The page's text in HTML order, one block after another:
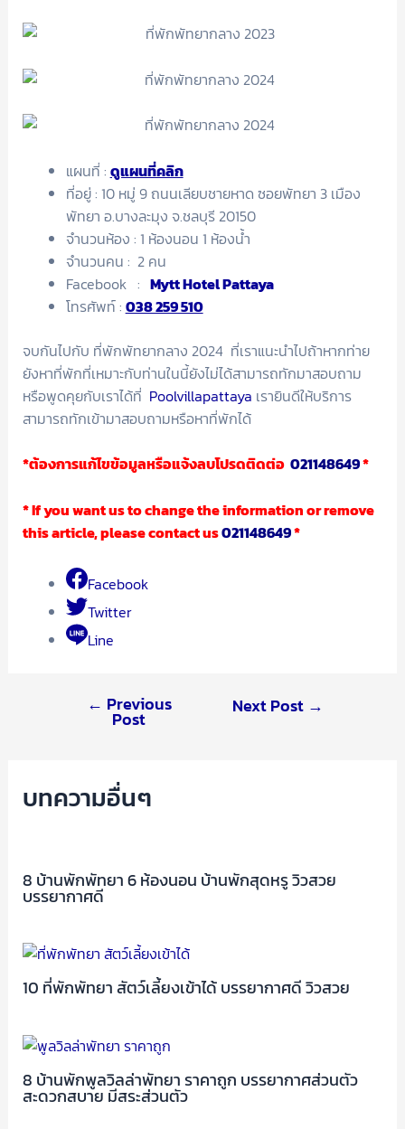
แผนที่ : ดูแผนที่คลิก
ที่อยู่ : 10 หมู่ 9 ถนนเลียบชายหาด ซอยพัทยา 3 เมือง
พัทยา อ.บางละมุง จ.ชลบุรี 20150
จำนวนห้อง : 1 ห้องนอน 1 ห้องน้ำ
จำนวนคน : 2 คน
Facebook : Mytt Hotel Pattaya
โทรศัพท์ : 038 259 510
จบกันไปกับ ที่พักพัทยากลาง 2024 ที่เราแนะนำไปถ้าหากท่าย
ยังหาที่พักที่เหมาะกับท่านในนี้ยังไม่ได้สามารถทักมาสอบถาม
หรือพูดคุยกับเราได้ที่ Poolvillapattaya เรายินดีให้บริการ
สามารถทักเข้ามาสอบถามหรือหาที่พักได้
*ต้องการแก้ไขข้อมูลหรือแจ้งลบโปรดติดต่อ 021148649*
* If you want us to change the information or remove
this article, please contact us021148649*
Facebook
Twitter
Line
← Previous
Post
Next Post →
บทความอื่นๆ
8 บ้านพักพัทยา 6 ห้องนอน บ้านพักสุดหรู วิวสวย
บรรยากาศดี
10 ที่พักพัทยา สัตว์เลี้ยงเข้าได้ บรรยากาศดี วิวสวย
8 บ้านพักพูลวิลล่าพัทยา ราคาถูก บรรยากาศส่วนตัว
สะดวกสบาย มีสระส่วนตัว